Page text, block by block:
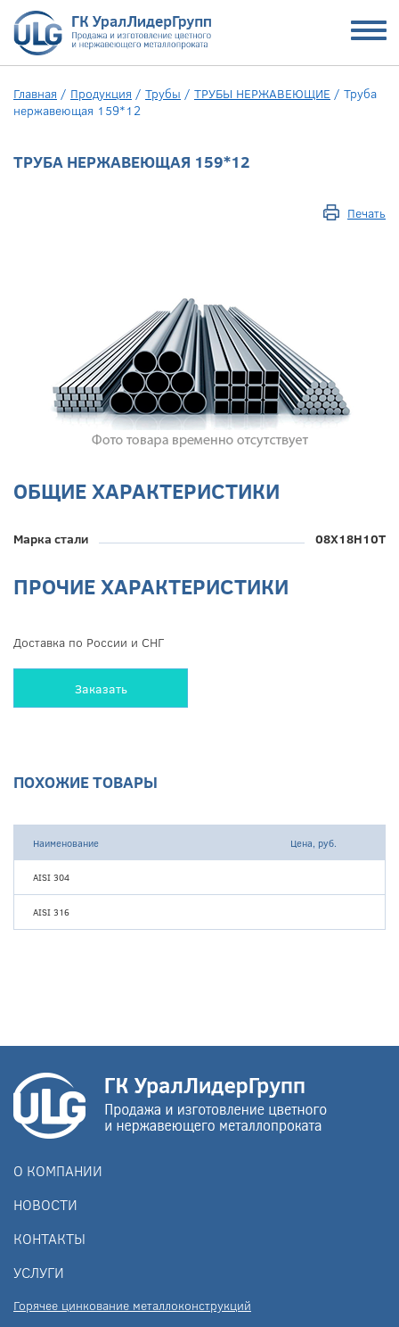
Главная / Продукция / Трубы / ТРУБЫ НЕРЖАВЕЮЩИЕ / Труба
нержавеющая 159*12
ТРУБА НЕРЖАВЕЮЩАЯ 159*12
Печать
ОБЩИЕ ХАРАКТЕРИСТИКИ
Марка стали 08Х18Н10Т
ПРОЧИЕ ХАРАКТЕРИСТИКИ
Доставка по России и СНГ
Заказать
ПОХОЖИЕ ТОВАРЫ
Наименование Цена, руб.
AISI 304
AISI 316
О КОМПАНИИ
НОВОСТИ
КОНТАКТЫ
УСЛУГИ
Горячее цинкование металлоконструкций